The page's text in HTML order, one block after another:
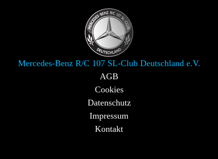
Mercedes-Benz R/C 107 SL-Club Deutschland e.V.
AGB
Cookies
Datenschutz
Impressum
Kontakt